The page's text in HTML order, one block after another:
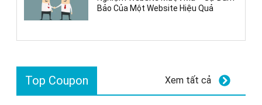
Bảo Của Một Website Hiệu Quả
Top Coupon Xem tất cả